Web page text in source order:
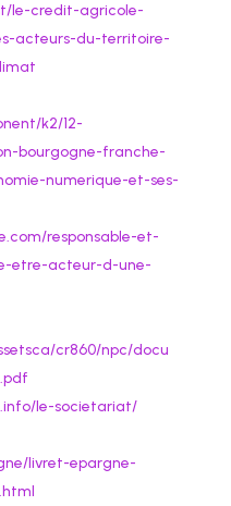
le-credit-agricole-
acteurs-du-territoire-
k2/12-
bourgogne-franche-
numerique-et-ses-
responsable-et-
etre-acteur-d-une-
cr860/npc/docu
le-societariat/
livret-epargne-